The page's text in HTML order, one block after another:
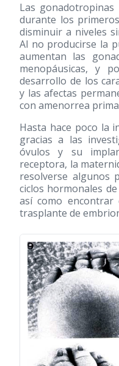
Las gonadotropinas
durante los
disminuir a niveles
Al no producirse la
aumentan las
menopáusicas, y
desarrollo de los
y las afectas
con amenorrea
Hasta hace poco la
gracias a las
óvulos y su
receptora, la
resolverse algunos
ciclos hormonales
así como
trasplante de